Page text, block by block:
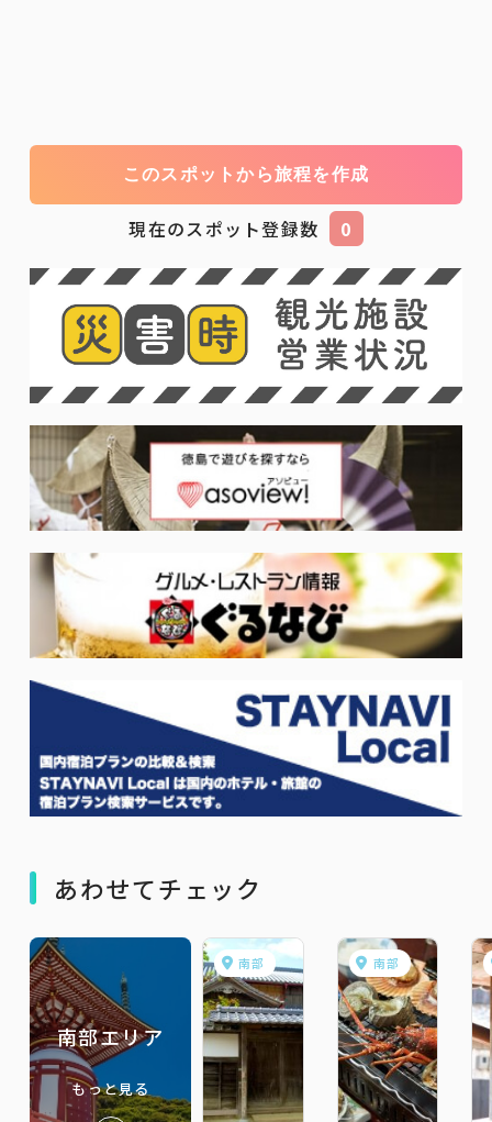
このスポットから旅程を作成
現在のスポット登録数 0
あわせてチェック
南部エリア
もっと見る
南部 南部